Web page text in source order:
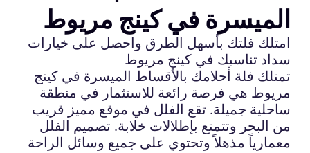
الميسرة في كينج مريوط
امتلك فلتك بأسهل الطرق واحصل على خيارات
سداد تناسبك في كينج مريوط
تمتلك فلة أحلامك بالأقساط الميسرة في كينج
مريوط هي فرصة رائعة للاستثمار في منطقة
ساحلية جميلة. تقع الفلل في موقع مميز قريب
من البحر وتتمتع بإطلالات خلابة. تصميم الفلل
معمارياً مذهلاً وتحتوي على جميع وسائل الراحة